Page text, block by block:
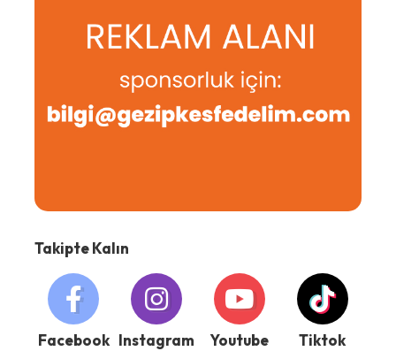
Takipte Kalın
Facebook Instagram Youtube Tiktok